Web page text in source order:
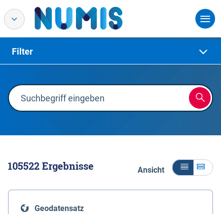
Filter
105522Ergebnisse Ansicht
Geodatensatz